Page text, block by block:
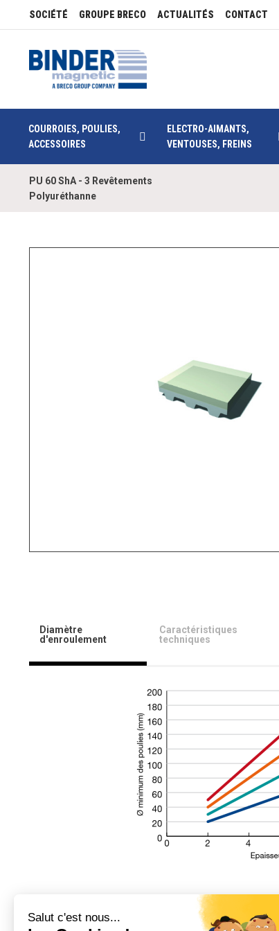
SOCIÉTÉ GROUPE BRECO ACTUALITÉS CONTACT
COURROIES, POULIES,
ACCESSOIRES
ELECTRO-AIMANTS,
VENTOUSES, FREINS
PU 60 ShA - 3 Revêtements
Polyuréthanne
Diamètre
d'enroulement
Caractéristiques
techniques